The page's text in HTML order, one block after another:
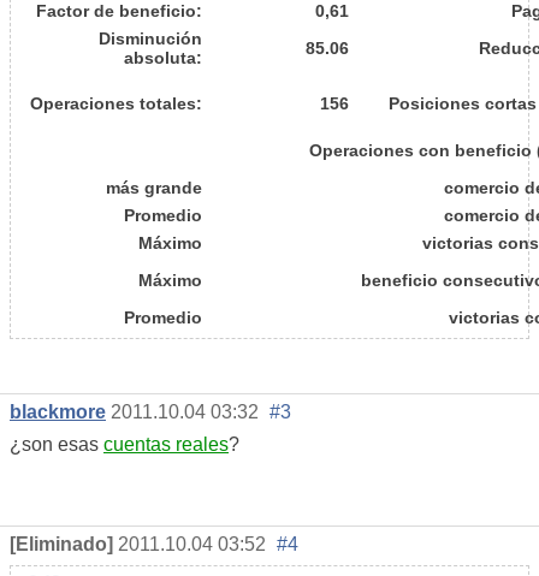
Factor de beneficio: 0,61
Disminución
absoluta:
85.06
Operaciones totales: 156 Posiciones
Operaciones con beneficio
más grande
comercio
Promedio
comercio
Máximo
victorias
Máximo
beneficio
Promedio
victorias
blackmore 2011.10.04 03:32 #3
¿son esas cuentas reales?
[Eliminado] 2011.10.04 03:52 #4